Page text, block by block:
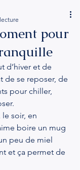
pour
d’hiver et de
de se reposer, de
pour chiller,
soir, en
boire un mug
peu de miel
et ça permet de